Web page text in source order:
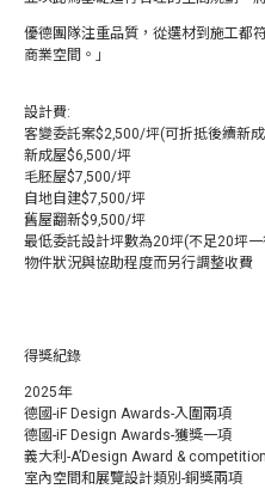
優德團隊注重品質，從選材到施工都
商業空間。」
設計費:
客變委託案$2‚500/坪(可折抵後續新
新成屋$6‚500/坪
毛胚屋$7‚500/坪
自地自建$7‚500/坪
舊屋翻新$9‚500/坪
最低委託設計坪數為20坪(不足20坪
物件狀況與協助程度而另行調整收費
得獎紀錄
2025年
德國-iF Design Awards-入圍兩項
德國-iF Design Awards-獲獎一項
義大利-A’Design Award & competition
室內空間和展覽設計類別-銅獎兩項